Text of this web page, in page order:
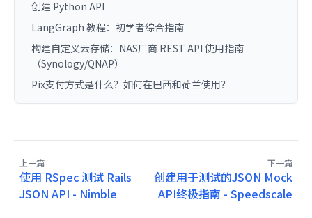
创建 Python API
LangGraph 教程：初学者综合指南
构建自定义云存储：NAS厂商 REST API 使用指南
（Synology/QNAP）
Pix支付方式是什么？如何在巴西和荷兰使用？
上一篇
使用 RSpec 测试 Rails
JSON API - Nimble
下一篇
创建用于测试的JSON Mock
API终极指南 - Speedscale